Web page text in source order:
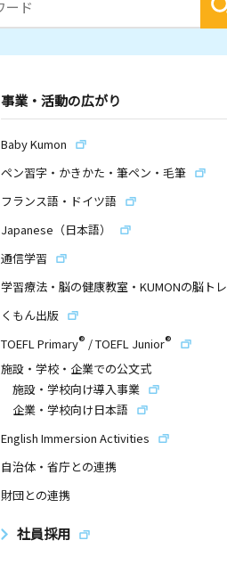
事業・活動の広がり
Baby Kumon
ペン習字・かきかた・筆ペン・毛筆
フランス語・ドイツ語
Japanese（日本語）
通信学習
学習療法・脳の健康教室・KUMONの脳トレ
くもん出版
TOEFL Primary® /TOEFL Junior®
施設・学校・企業での公文式
施設・学校向け導入事業
企業・学校向け日本語
English Immersion Activities
自治体・省庁との連携
財団との連携
社員採用